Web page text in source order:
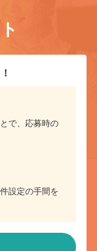
で、応募時の
設定の手間を